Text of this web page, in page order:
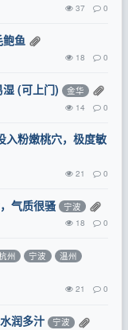
37 0
鱼
18 0
(可上门) 金华
14 0
入粉嫩桃穴，极度敏
21 0
气质很骚 宁波
18 0
州 宁波
温州
21 0
润多汁 宁波